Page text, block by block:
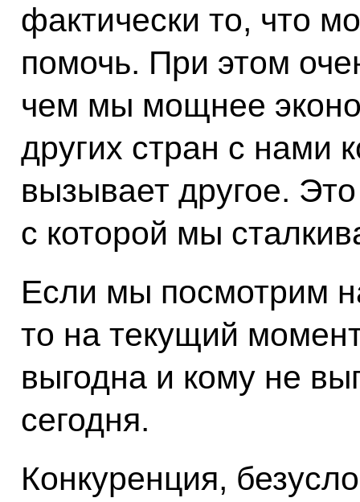
фактически то, что
помочь. При этом
чем мы мощнее
других стран с нами
вызывает другое.
с которой мы
Если мы посмотрим
то на текущий
выгодна и кому не
сегодня.
Конкуренция,